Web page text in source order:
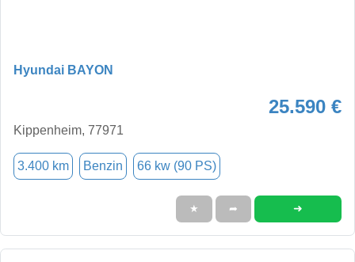
Hyundai BAYON
25.590 €
Kippenheim, 77971
3.400 km Benzin 66 kw (90 PS)
★ ➦ ➜